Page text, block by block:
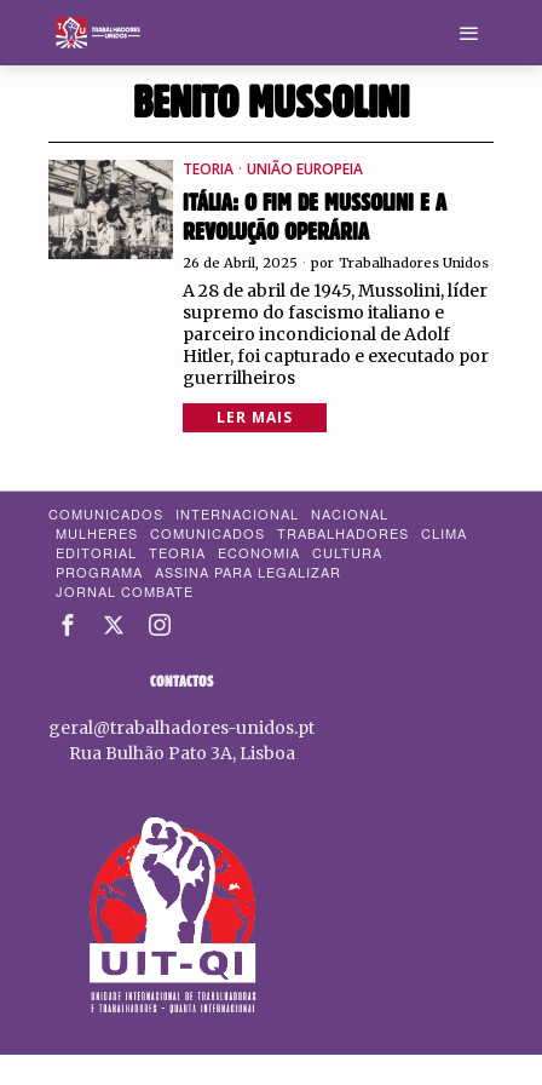
BENITO MUSSOLINI
TEORIA · UNIÃO EUROPEIA
ITÁLIA: O FIM DE MUSSOLINI E A
REVOLUÇÃO OPERÁRIA
26 de Abril, 2025 por Trabalhadores Unidos
A 28 de abril de 1945, Mussolini, líder
supremo do fascismo italiano e
parceiro incondicional de Adolf
Hitler, foi capturado e executado por
guerrilheiros
LER MAIS
COMUNICADOS INTERNACIONAL
NACIONAL
MULHERES
COMUNICADOS TRABALHADORES
CLIMA
EDITORIAL
TEORIA ECONOMIA
CULTURA
PROGRAMA
ASSINA PARA LEGALIZAR
JORNAL COMBATE
CONTACTOS
geral@trabalhadores-unidos.pt
Rua Bulhão Pato 3A, Lisboa